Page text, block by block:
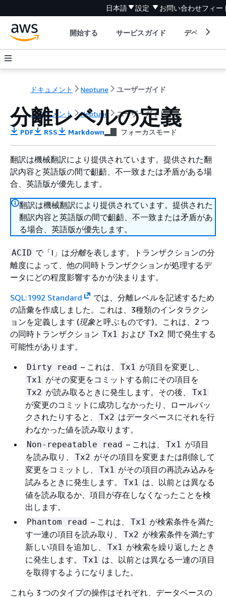
日本語 設定 お問い合わせフィー
開始する サービスガイド デベロッパ
ドキュメント Neptune ユーザーガイド
ドキュメント Neptune ユーザーガイド
分離レベルの定義
PDF RSS Markdown フォーカスモード
翻訳は機械翻訳により提供されています。提供された翻
訳内容と英語版の間で齟齬、不一致または矛盾がある場
合、英語版が優先します。
翻訳は機械翻訳により提供されています。提供された
翻訳内容と英語版の間で齟齬、不一致または矛盾があ
る場合、英語版が優先します。
ACID で「I」は分離を表します。トランザクションの分
離度によって、他の同時トランザクションが処理するデ
ータにどの程度影響するかが決まります。
SQL:1992 Standard
では、分離レベルを記述するため
の語彙を作成しました。これは、3種類のインタラクシ
ョンを定義します (現象と呼ぶものです)。これは、2 つ
の同時トランザクション Tx1 および Tx2 間で発生する
可能性があります。
Dirty read – これは、 Tx1 が項目を変更し、
Tx1 がその変更をコミットする前にその項目を
Tx2 が読み取るときに発生します。その後、 Tx1
が変更のコミットに成功しなかったり、ロールバッ
クされたりすると、
Tx2 はデータベースにそれを行
わなかった値を読み取ります。
Non-repeatable read – これは、 Tx1 が項目
を読み取り、
Tx2 がその項目を変更または削除して
変更をコミットし、
Tx1 がその項目の再読み込みを
試みるときに発生します。
Tx1 は、以前とは異なる
値を読み取るか、項目が存在しなくなったことを検
出します。
Phantom read – これは、 Tx1 が検索条件を満た
す一連の項目を読み取り、
Tx2 が検索条件を満たす
新しい項目を追加し、
Tx1 が検索を繰り返したとき
に発生します。
Tx1 は、以前とは異なる一連の項目
を取得するようになりました。
これら 3 つのタイプの操作はそれぞれ、データベースの